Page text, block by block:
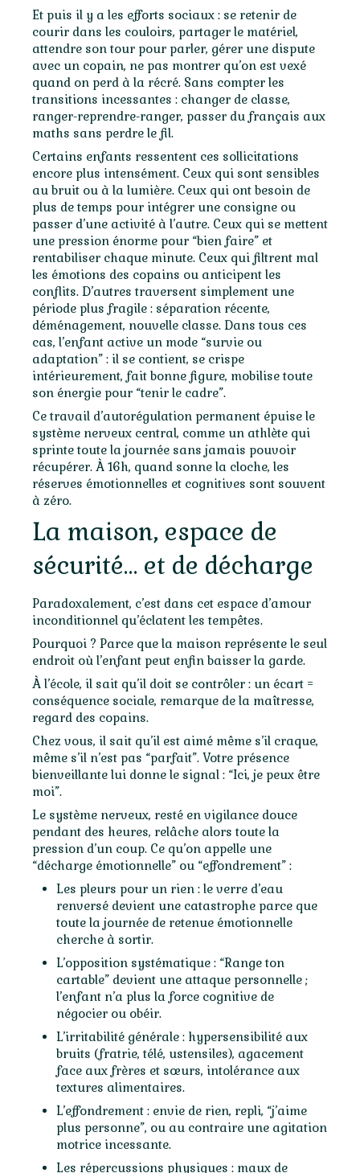
Et puis il y a les efforts sociaux : se retenir de
courir dans les couloirs, partager le matériel,
attendre son tour pour parler, gérer une dispute
avec un copain, ne pas montrer qu’on est vexé
quand on perd à la récré. Sans compter les
transitions incessantes : changer de classe,
ranger-reprendre-ranger, passer du français aux
maths sans perdre le fil.
Certains enfants ressentent ces sollicitations
encore plus intensément. Ceux qui sont sensibles
au bruit ou à la lumière. Ceux qui ont besoin de
plus de temps pour intégrer une consigne ou
passer d’une activité à l’autre. Ceux qui se mettent
une pression énorme pour “bien faire” et
rentabiliser chaque minute. Ceux qui filtrent mal
les émotions des copains ou anticipent les
conflits. D’autres traversent simplement une
période plus fragile : séparation récente,
déménagement, nouvelle classe. Dans tous ces
cas, l’enfant active un mode “survie ou
adaptation” : il se contient, se crispe
intérieurement, fait bonne figure, mobilise toute
son énergie pour “tenir le cadre”.
Ce travail d’autorégulation permanent épuise le
système nerveux central, comme un athlète qui
sprinte toute la journée sans jamais pouvoir
récupérer. À 16h, quand sonne la cloche, les
réserves émotionnelles et cognitives sont souvent
à zéro.
La maison, espace de
sécurité… et de décharge
Paradoxalement, c’est dans cet espace d’amour
inconditionnel qu’éclatent les tempêtes.
Pourquoi ? Parce que la maison représente le seul
endroit où l’enfant peut enfin baisser la garde.
À l’école, il sait qu’il doit se contrôler : un écart =
conséquence sociale, remarque de la maîtresse,
regard des copains.
Chez vous, il sait qu’il est aimé même s’il craque,
même s’il n’est pas “parfait”. Votre présence
bienveillante lui donne le signal : “Ici, je peux être
moi”.
Le système nerveux, resté en vigilance douce
pendant des heures, relâche alors toute la
pression d’un coup. Ce qu’on appelle une
“décharge émotionnelle” ou “effondrement” :
Les pleurs pour un rien : le verre d’eau
renversé devient une catastrophe parce que
toute la journée de retenue émotionnelle
cherche à sortir.
L’opposition systématique : “Range ton
cartable” devient une attaque personnelle ;
l’enfant n’a plus la force cognitive de
négocier ou obéir.
L’irritabilité générale : hypersensibilité aux
bruits (fratrie, télé, ustensiles), agacement
face aux frères et sœurs, intolérance aux
textures alimentaires.
L’effondrement : envie de rien, repli, “j’aime
plus personne”, ou au contraire une agitation
motrice incessante.
Les répercussions physiques : maux de